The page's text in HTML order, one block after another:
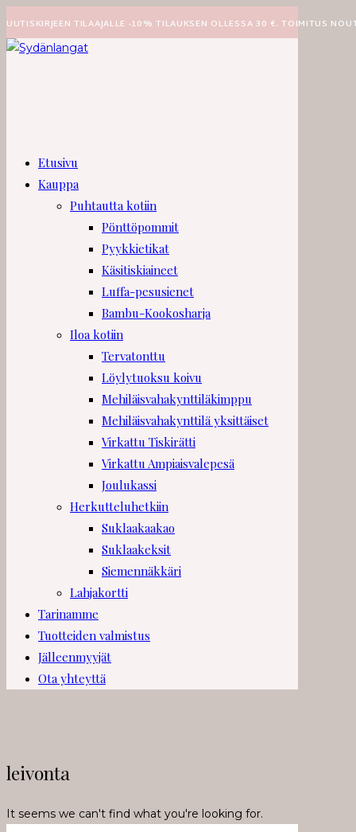
suoraan
sisältöön
UUTISKIRJEEN TILAAJALLE -10% TILAUKSEN OLLESSA 30 €. TOIMITUS
Etusivu
Kauppa
Puhtautta kotiin
Pönttöpommit
Pyykkietikat
Käsitiskiaineet
Luffa-pesusienet
Bambu-Kookosharja
Iloa kotiin
Tervatonttu
Löylytuoksu koivu
Mehiläisvahakynttiläkimppu
Mehiläisvahakynttilä yksittäiset
Virkattu Tiskirätti
Virkattu Ampiaisvalepesä
Joulukassi
Herkutteluhetkiin
Suklaakaakao
Suklaakeksit
Siemennäkkäri
Lahjakortti
Tarinamme
Tuotteiden valmistus
Jälleenmyyjät
Ota yhteyttä
leivonta
It seems we can't find what you're looking for.